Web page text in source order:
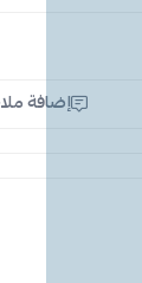
إضافة